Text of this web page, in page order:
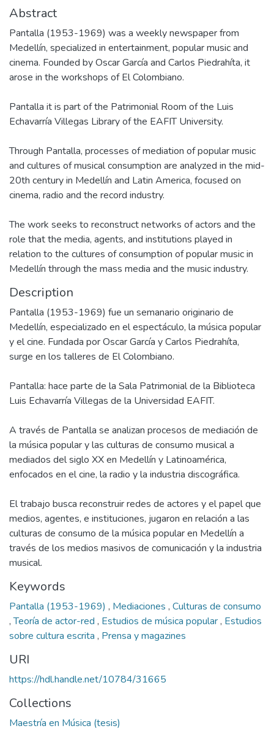
Abstract
Pantalla (1953-1969) was a weekly newspaper from
Medellín, specialized in entertainment, popular music and
cinema. Founded by Oscar García and Carlos Piedrahíta, it
arose in the workshops of El Colombiano.
Pantalla it is part of the Patrimonial Room of the Luis
Echavarría Villegas Library of the EAFIT University.
Through Pantalla, processes of mediation of popular music
and cultures of musical consumption are analyzed in the mid-
20th century in Medellín and Latin America, focused on
cinema, radio and the record industry.
The work seeks to reconstruct networks of actors and the
role that the media, agents, and institutions played in
relation to the cultures of consumption of popular music in
Medellín through the mass media and the music industry.
Description
Pantalla (1953-1969) fue un semanario originario de
Medellín, especializado en el espectáculo, la música popular
y el cine. Fundada por Oscar García y Carlos Piedrahíta,
surge en los talleres de El Colombiano.
Pantalla: hace parte de la Sala Patrimonial de la Biblioteca
Luis Echavarría Villegas de la Universidad EAFIT.
A través de Pantalla se analizan procesos de mediación de
la música popular y las culturas de consumo musical a
mediados del siglo XX en Medellín y Latinoamérica,
enfocados en el cine, la radio y la industria discográfica.
El trabajo busca reconstruir redes de actores y el papel que
medios, agentes, e instituciones, jugaron en relación a las
culturas de consumo de la música popular en Medellín a
través de los medios masivos de comunicación y la industria
musical.
Keywords
Pantalla (1953-1969) , Mediaciones , Culturas de consumo
,Teoría de actor-red , Estudios de música popular, Estudios
sobre cultura escrita , Prensa y magazines
URI
https://hdl.handle.net/10784/31665
Collections
Maestría en Música (tesis)